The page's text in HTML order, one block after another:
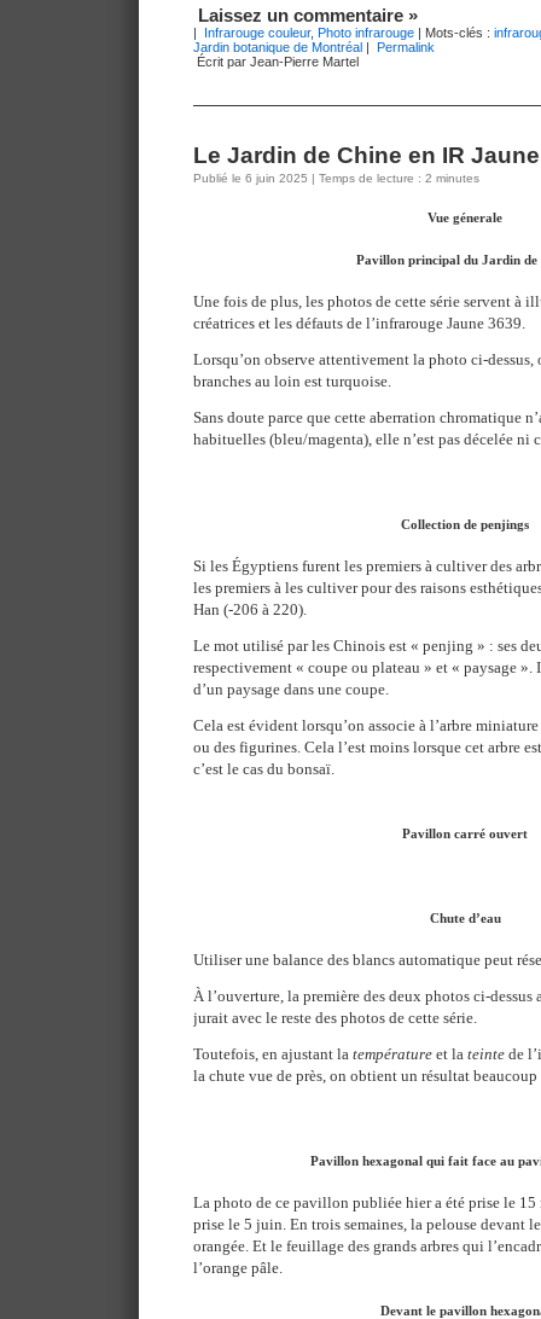
Laissez un commentaire »
| Infrarouge couleur, Photo infrarouge | Mots-clés :
Jardin botanique de Montréal | Permalink
Écrit par Jean-Pierre Martel
Le Jardin de Chine en IR
Publié le 6 juin 2025 | Temps de lecture : 2 minutes
Vue génerale
Pavillon principal du Jardin de
Une fois de plus, les photos de cette série servent à
créatrices et les défauts de l’infrarouge Jaune 3639.
Lorsqu’on observe attentivement la photo ci-dessus,
branches au loin est turquoise.
Sans doute parce que cette aberration chromatique
habituelles (bleu/magenta), elle n’est pas décelée ni
Collection de penjings
Si les Égyptiens furent les premiers à cultiver des
les premiers à les cultiver pour des raisons
Han (-206 à 220).
Le mot utilisé par les Chinois est « penjing » : ses
respectivement « coupe ou plateau » et « paysage
d’un paysage dans une coupe.
Cela est évident lorsqu’on associe à l’arbre
ou des figurines. Cela l’est moins lorsque cet arbre
c’est le cas du bonsaï.
Pavillon carré ouvert
Chute d’eau
Utiliser une balance des blancs automatique peut
À l’ouverture, la première des deux photos ci-
jurait avec le reste des photos de cette série.
Toutefois, en ajustant la température et la teinte de
la chute vue de près, on obtient un résultat
Pavillon hexagonal qui fait face au
La photo de ce pavillon publiée hier a été prise le 15
prise le 5 juin. En trois semaines, la pelouse devant
orangée. Et le feuillage des grands arbres qui
l’orange pâle.
Devant le pavillon